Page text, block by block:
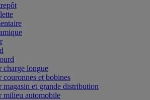
charge longue
couronnes et bobines
magasin et grande distribution
milieu automobile